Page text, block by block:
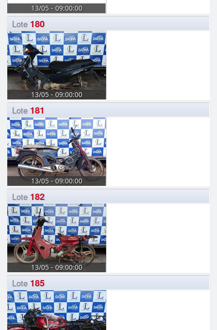
13/05 - 09:00:00
Lote 180
13/05 - 09:00:00
Lote 181
13/05 - 09:00:00
Lote 182
13/05 - 09:00:00
Lote 185